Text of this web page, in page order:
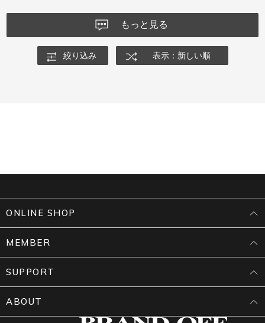
もっと見る
絞り込み 表示：新しい順
ONLINE SHOP
MEMBER
SUPPORT
ABOUT